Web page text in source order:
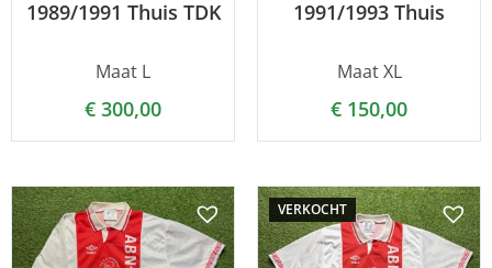
1989/1991 Thuis TDK
Maat L
€ 300,00
1991/1993 Thuis
Maat XL
€ 150,00
VERKOCHT